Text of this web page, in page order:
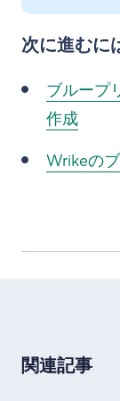
次に進むに
ブループ
作成
Wrikeの
関連記事